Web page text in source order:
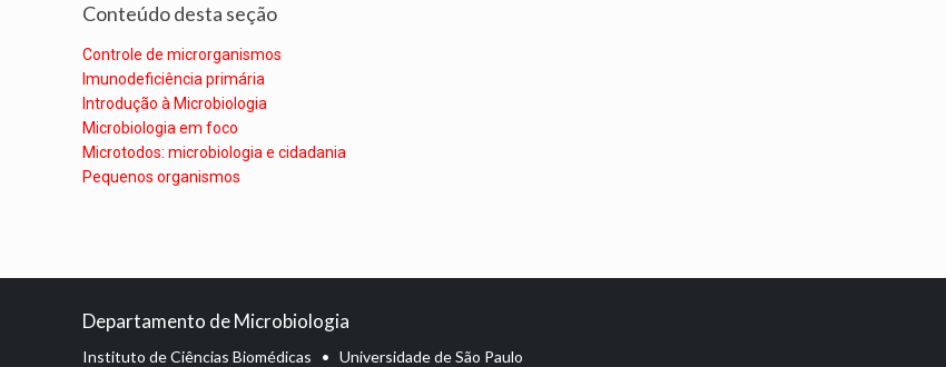
Conteúdo desta seção
Controle de microrganismos
Imunodeficiência primária
Introdução à Microbiologia
Microbiologia em foco
Microtodos: microbiologia e cidadania
Pequenos organismos
Departamento de Microbiologia
Instituto de Ciências Biomédicas • Universidade de São Paulo